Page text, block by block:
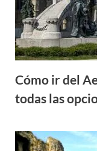
Cómo ir del
todas las